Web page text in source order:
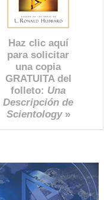
Haz clic aquí
para solicitar
una copia
GRATUITA del
folleto: Una
Descripción de
Scientology»